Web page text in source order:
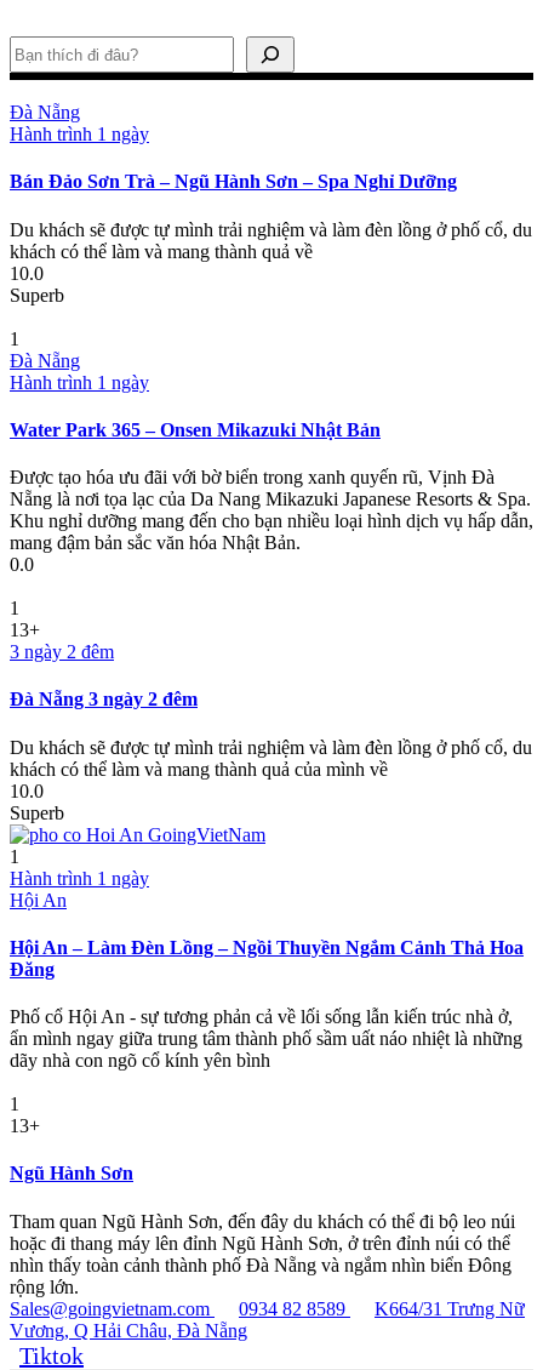
Tìm kiếm
Đà Nẵng
Hành trình 1 ngày
Bán Đảo Sơn Trà – Ngũ Hành Sơn – Spa Nghỉ Dưỡng
Du khách sẽ được tự mình trải nghiệm và làm đèn lồng ở phố cổ, du
khách có thể làm và mang thành quả về
10.0
Superb
1
Đà Nẵng
Hành trình 1 ngày
Water Park 365 – Onsen Mikazuki Nhật Bản
Được tạo hóa ưu đãi với bờ biển trong xanh quyến rũ, Vịnh Đà
Nẵng là nơi tọa lạc của Da Nang Mikazuki Japanese Resorts & Spa.
Khu nghỉ dưỡng mang đến cho bạn nhiều loại hình dịch vụ hấp dẫn,
mang đậm bản sắc văn hóa Nhật Bản.
0.0
1
13+
3 ngày 2 đêm
Đà Nẵng 3 ngày 2 đêm
Du khách sẽ được tự mình trải nghiệm và làm đèn lồng ở phố cổ, du
khách có thể làm và mang thành quả của mình về
10.0
Superb
1
Hành trình 1 ngày
Hội An
Hội An – Làm Đèn Lồng – Ngồi Thuyền Ngắm Cảnh Thả Hoa
Đăng
Phố cổ Hội An - sự tương phản cả về lối sống lẫn kiến trúc nhà ở,
ẩn mình ngay giữa trung tâm thành phố sầm uất náo nhiệt là những
dãy nhà con ngõ cổ kính yên bình
1
13+
Ngũ Hành Sơn
Tham quan Ngũ Hành Sơn, đến đây du khách có thể đi bộ leo núi
hoặc đi thang máy lên đỉnh Ngũ Hành Sơn, ở trên đỉnh núi có thể
nhìn thấy toàn cảnh thành phố Đà Nẵng và ngắm nhìn biển Đông
rộng lớn.
Sales@goingvietnam.com
0934 82 8589
K664/31 Trưng Nữ
Vương, Q Hải Châu, Đà Nẵng
Tiktok